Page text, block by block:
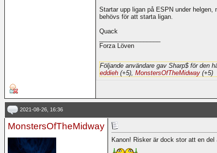
Startar upp ligan på ESPN under
behövs för att starta ligan.
Quack
Forza Löven
Följande användare gav Sharp$ för den
eddieh (+5), MonstersOfTheMidway (+5)
2021-08-26, 16:36
MonstersOfTheMidway
Kanon! Risker är dock stor att en